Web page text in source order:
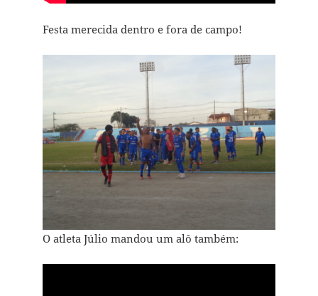
Festa merecida dentro e fora de campo!
O atleta Júlio mandou um alô também: